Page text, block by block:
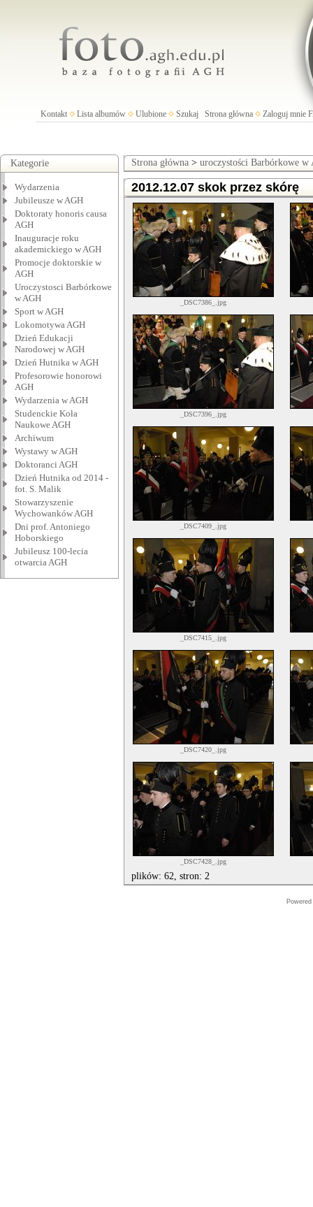
Kontakt Lista albumów Ulubione Szukaj Strona główna Zaloguj mnie
Kategorie
Wydarzenia
Jubileusze w AGH
Doktoraty honoris causa
AGH
Inauguracje roku
akademickiego w AGH
Promocje doktorskie w
AGH
Uroczystosci Barbórkowe
w AGH
Sport w AGH
Lokomotywa AGH
Dzień Edukacji
Narodowej w AGH
Dzień Hutnika w AGH
Profesorowie honorowi
AGH
Wydarzenia w AGH
Studenckie Koła
Naukowe AGH
Archiwum
Wystawy w AGH
Doktoranci AGH
Dzień Hutnika od 2014 -
fot. S. Malik
Stowarzyszenie
Wychowanków AGH
Dni prof. Antoniego
Hoborskiego
Jubileusz 100-lecia
otwarcia AGH
Strona główna > uroczystości Barbórkowe w
2012.12.07 skok przez skórę
_DSC7386_.jpg
_DSC7396_.jpg
_DSC7409_.jpg
_DSC7415_.jpg
_DSC7420_.jpg
_DSC7428_.jpg
plików: 62, stron: 2